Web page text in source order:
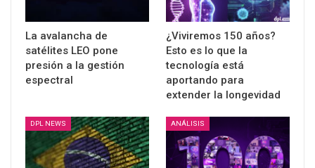
La avalancha de
satélites LEO pone
presión a la gestión
espectral
¿Viviremos 150 años?
Esto es lo que la
tecnología está
aportando para
extender la longevidad
DPL NEWS ANÁLISIS